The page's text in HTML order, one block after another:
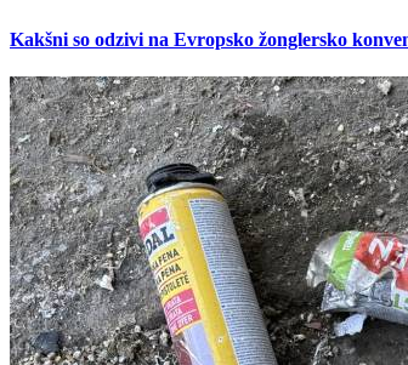
Kakšni so odzivi na Evropsko žonglersko